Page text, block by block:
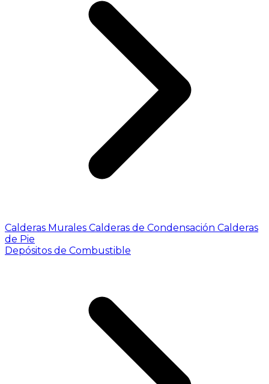
Calderas Murales Calderas de Condensación Calderas
de Pie
Depósitos de Combustible